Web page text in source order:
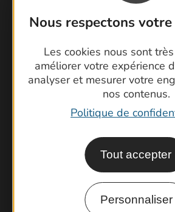
Nous respectons
Les cookies nous sont
améliorer votre expérience
analyser et mesurer votre
nos contenus.
Politique de
Tout accepter
Personnaliser
Contactez-
Foire aux
Brochures
Cartoguides et
Latitude